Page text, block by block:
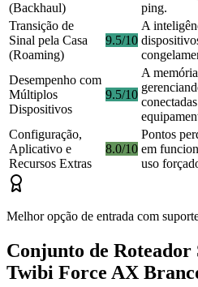
(Backhaul)
ping.
Transição de
Sinal pela Casa
(Roaming)
9.5/10
A
Desempenho com
Múltiplos
Dispositivos
9.5/10
A
Configuração,
Aplicativo e
Recursos Extras
8.0/10
Pontos
em
uso
Melhor opção de entrada com
Conjunto de
Twibi Force AX